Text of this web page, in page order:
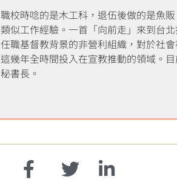
職校時唸的是木工科，退伍後做的是魚
類似工作經驗。一首「向前走」來到台
任職基督教背景的非營利組織，對於社
這幾年全時間投入在宣教推動的領域。
秘書長。